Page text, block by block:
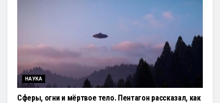
НАУКА
Сферы, огни и мёртвое тело. Пентагон рассказал, как